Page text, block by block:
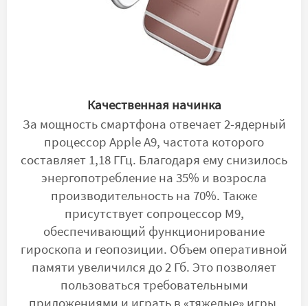
Качественная начинка
За мощность смартфона отвечает 2-ядерный
процессор Apple A9, частота которого
составляет 1,18 ГГц. Благодаря ему снизилось
энергопотребление на 35% и возросла
производительность на 70%. Также
присутствует сопроцессор М9,
обеспечивающий функционирование
гироскопа и геопозиции. Объем оперативной
памяти увеличился до 2 Гб. Это позволяет
пользоваться требовательными